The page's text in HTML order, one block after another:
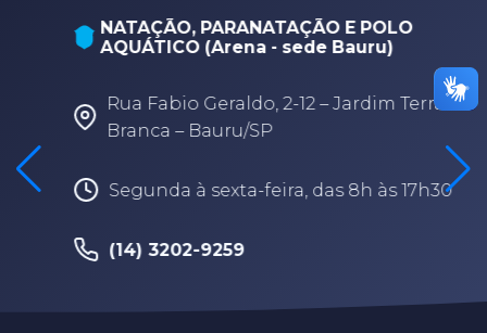
NATAÇÃO, PARANATAÇÃO E POLO
AQUÁTICO (Arena - sede Bauru)
Rua Fabio Geraldo, 2-12 – Jardim Terra
Branca – Bauru/SP
Segunda à sexta-feira, das 8h às 17h30
(14) 3202-9259